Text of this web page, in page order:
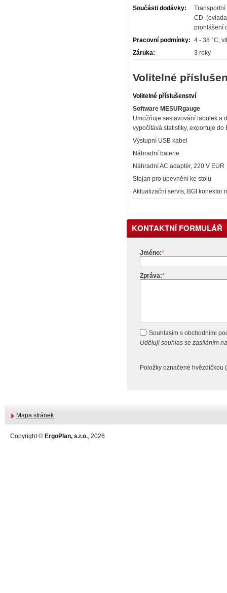
Součásti dodávky:
CD
prohlášení
Pracovní podmínky: 4 - 38 °C,
Záruka:
3 roky
Volitelné
Volitelné příslušenství
Software MESURgauge
Umožňuje sestavování tabulek a
vypočítává statistiky, exportuje do
Výstupní USB kabel
Náhradní baterie
Náhradní AC adaptér, 220 V EUR
Stojan pro upevnění ke stolu
Aktualizační servis, BGI konektor
KONTAKTNÍ FORMULÁŘ
Jméno:*
Zpráva:*
Souhlasím s obchodními
Uděluji souhlas se zasíláním
Položky označené hvězdičkou (
Mapa stránek
Copyright © ErgoPlan, s.r.o. , 2026